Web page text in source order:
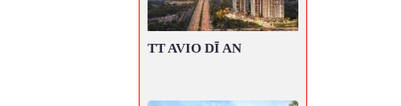
TT AVIO DĨ AN